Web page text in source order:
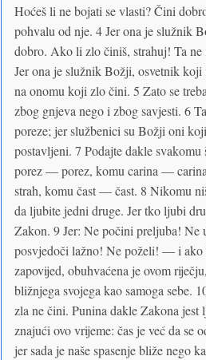
Hoćeš li ne bojati se vlasti? Čini
pohvalu od nje. 4 Jer ona je služnik
dobro. Ako li zlo činiš, strahuj! Ta ne
Jer ona je služnik Božji, osvetnik
na onomu koji zlo čini. 5 Zato se
zbog gnjeva nego i zbog savjesti. 6
poreze; jer službenici su Božji oni
postavljeni. 7 Podajte dakle svakomu
porez — porez, komu carina —
strah, komu čast — čast. 8 Nikomu
da ljubite jedni druge. Jer tko ljubi
Zakon. 9 Jer: Ne počini preljuba!
posvjedoči lažno! Ne poželi! — i ako
zapovijed, obuhvaćena je ovom
bližnjega svojega kao samoga sebe.
zla ne čini. Punina dakle Zakona jest
znajući ovo vrijeme: čas je već da se
jer sada je naše spasenje bliže nego